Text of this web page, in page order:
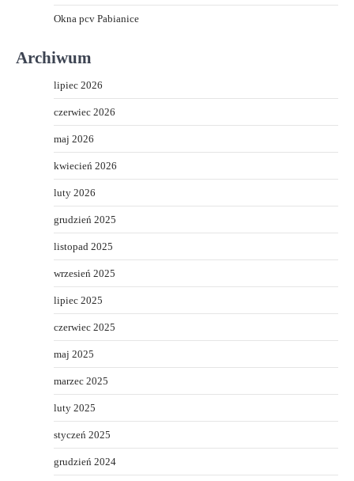
Okna pcv Pabianice
Archiwum
lipiec 2026
czerwiec 2026
maj 2026
kwiecień 2026
luty 2026
grudzień 2025
listopad 2025
wrzesień 2025
lipiec 2025
czerwiec 2025
maj 2025
marzec 2025
luty 2025
styczeń 2025
grudzień 2024